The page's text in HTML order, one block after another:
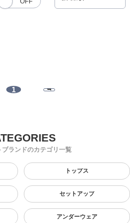
1
ブランドのカテゴリ一覧
トップス
セットアップ
アンダーウェア